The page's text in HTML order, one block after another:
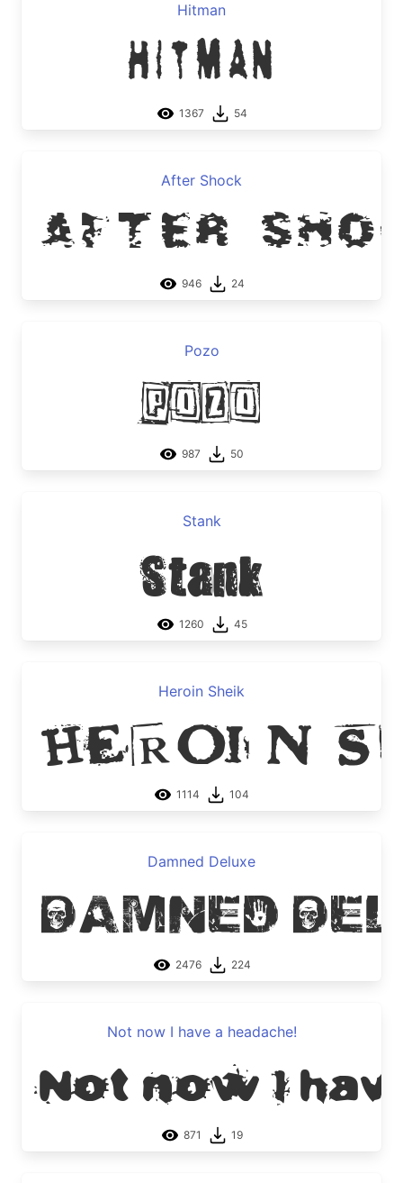
Hitman
Hitman
1367 54
After Shock
After
946 24
Pozo
Pozo
987 50
Stank
Stank
1260 45
Heroin Sheik
Heroin
1114 104
Damned Deluxe
Damned
2476 224
Not now I have a headache!
Not now I
871 19